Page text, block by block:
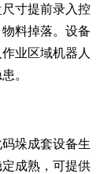
寸提前录入控
料掉落。设备
业区域机器人
。
垛成套设备生
成熟，可提供